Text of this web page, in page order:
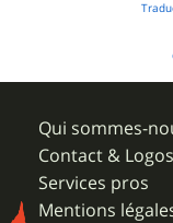
Qui sommes-
Contact & Logos
Services pros
Mentions